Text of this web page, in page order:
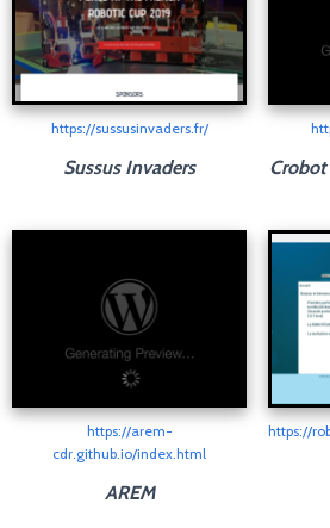
https://sussusinvaders.fr/
Sussus Invaders
https://arem-
cdr.github.io/index.html
AREM
https://